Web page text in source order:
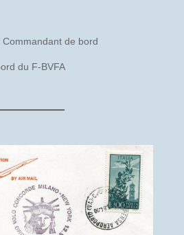
Commandant de bord
du F-BVFA